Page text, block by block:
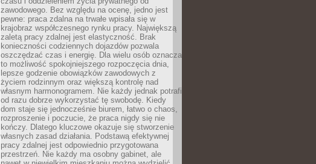
zawodowego. Bez względu na ocenę, jedno jest
pewne: praca zdalna na trwałe wpisała się w
krajobraz współczesnego rynku pracy. Największą
zaletą pracy zdalnej jest elastyczność. Brak
konieczności codziennych dojazdów pozwala
oszczędzać czas i energię. Dla wielu osób oznacza
to możliwość spokojniejszego rozpoczęcia dnia,
lepsze godzenie obowiązków zawodowych z
życiem rodzinnym oraz większą kontrolę nad
własnym harmonogramem. Nie każdy jednak potrafi
od razu dobrze wykorzystać tę swobodę. Kiedy
dom staje się jednocześnie biurem, łatwo o chaos,
rozproszenie i poczucie, że praca nigdy się nie
kończy. Dlatego kluczowe okazuje się stworzenie
własnych zasad działania. Podstawą efektywnej
pracy zdalnej jest odpowiednio przygotowana
przestrzeń. Nie każdy ma osobny gabinet, ale